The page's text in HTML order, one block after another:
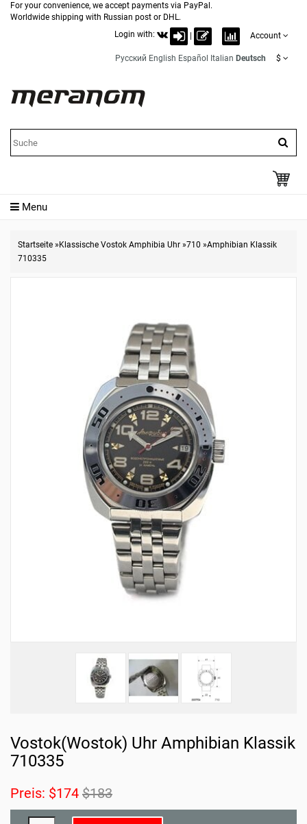
For your convenience, we accept payments via PayPal.
Worldwide shipping with Russian post or DHL.
Login with:
Account
Русский English Español Italian Deutsch $
Menu
Startseite » Klassische Vostok Amphibia Uhr »710 »Amphibian Klassik
710335
Vostok(Wostok) Uhr Amphibian Klassik
710335
Preis: $174 $183